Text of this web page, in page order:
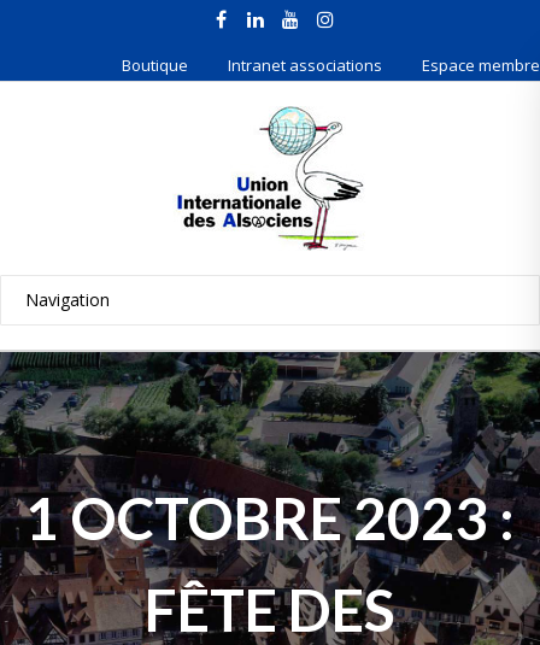
Boutique Intranet associations Espace membre
1 OCTOBRE 2023 :
FÊTE DES